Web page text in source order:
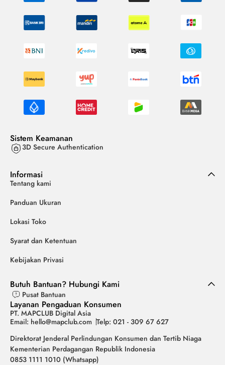
Sistem Keamanan
3D Secure Authentication
Informasi
Tentang kami
Panduan Ukuran
Lokasi Toko
Syarat dan Ketentuan
Kebijakan Privasi
Butuh Bantuan? Hubungi Kami
Pusat Bantuan
Layanan Pengaduan Konsumen
PT. MAPCLUB Digital Asia
Email: hello@mapclub.com Telp: 021 - 309 67 627
Direktorat Jenderal Perlindungan Konsumen dan Tertib Niaga
Kementerian Perdagangan Republik Indonesia
0853 1111 1010 (Whatsapp)